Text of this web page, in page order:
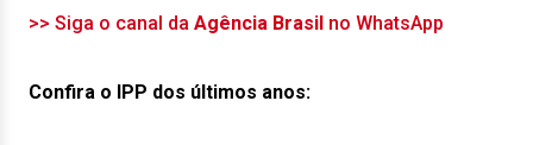
>> Siga o canal da Agência Brasil no WhatsApp
Confira o IPP dos últimos anos: